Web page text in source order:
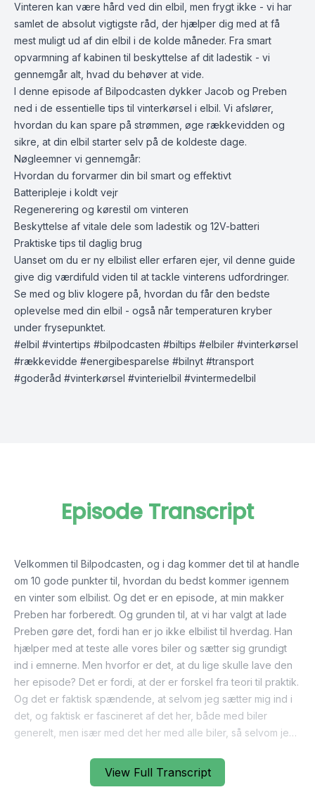
Vinteren kan være hård ved din elbil, men frygt ikke - vi har
samlet de absolut vigtigste råd, der hjælper dig med at få
mest muligt ud af din elbil i de kolde måneder. Fra smart
opvarmning af kabinen til beskyttelse af dit ladestik - vi
gennemgår alt, hvad du behøver at vide.
I denne episode af Bilpodcasten dykker Jacob og Preben
ned i de essentielle tips til vinterkørsel i elbil. Vi afslører,
hvordan du kan spare på strømmen, øge rækkevidden og
sikre, at din elbil starter selv på de koldeste dage.
Nøgleemner vi gennemgår:
Hvordan du forvarmer din bil smart og effektivt
Batteripleje i koldt vejr
Regenerering og kørestil om vinteren
Beskyttelse af vitale dele som ladestik og 12V-batteri
Praktiske tips til daglig brug
Uanset om du er ny elbilist eller erfaren ejer, vil denne guide
give dig værdifuld viden til at tackle vinterens udfordringer.
Se med og bliv klogere på, hvordan du får den bedste
oplevelse med din elbil - også når temperaturen kryber
under frysepunktet.
#elbil #vintertips #bilpodcasten #biltips #elbiler #vinterkørsel
#rækkevidde #energibesparelse #bilnyt #transport
#goderåd #vinterkørsel #vinterielbil #vintermedelbil
View Full Transcript
Episode Transcript